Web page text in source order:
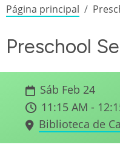
Sobrescribir
Página principal
Preschool
Sáb Feb 24
11:15 AM -
Biblioteca de